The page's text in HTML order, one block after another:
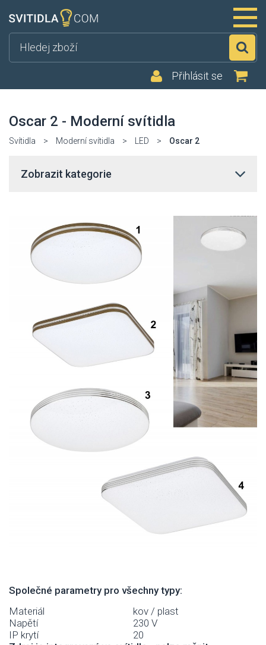
Přihlásit se
Oscar 2 - Moderní svítidla
Svítidla > Moderní svítidla > LED > Oscar 2
Zobrazit kategorie
Společné parametry pro všechny typy:
Materiál
kov / plast
Napětí
230 V
IP krytí
20